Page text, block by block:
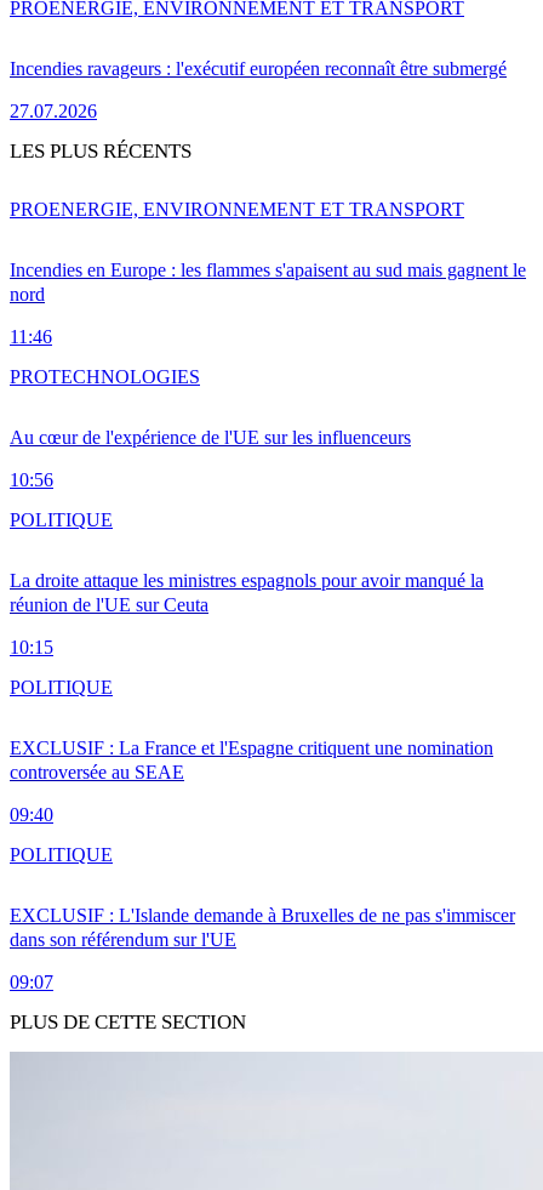
Incendies ravageurs : l'exécutif européen reconnaît être submergé
27.07.2026
PROENERGIE, ENVIRONNEMENT ET TRANSPORT
LES PLUS RÉCENTS
Incendies en Europe : les flammes s'apaisent au sud mais gagnent le
nord
11:46
PROENERGIE, ENVIRONNEMENT ET TRANSPORT
Au cœur de l'expérience de l'UE sur les influenceurs
10:56
PROTECHNOLOGIES
La droite attaque les ministres espagnols pour avoir manqué la
réunion de l'UE sur Ceuta
10:15
POLITIQUE
EXCLUSIF : La France et l'Espagne critiquent une nomination
controversée au SEAE
09:40
POLITIQUE
EXCLUSIF : L'Islande demande à Bruxelles de ne pas s'immiscer
dans son référendum sur l'UE
09:07
POLITIQUE
PLUS DE CETTE SECTION